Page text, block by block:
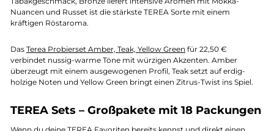
Nuancen und Russet ist die stärkste TEREA Sorte mit einem
kräftigen Röstaroma.
Das Terea Probierset Amber, Teak, Yellow Green für 22,50 €
verbindet nussig-warme Töne mit würzigen Akzenten. Amber
überzeugt mit einem ausgewogenen Profil, Teak setzt auf erdig-
holzige Noten und Yellow Green bringt einen Zitrus-Twist ins Spiel.
TEREA Sets – Großpakete mit 18 Packungen